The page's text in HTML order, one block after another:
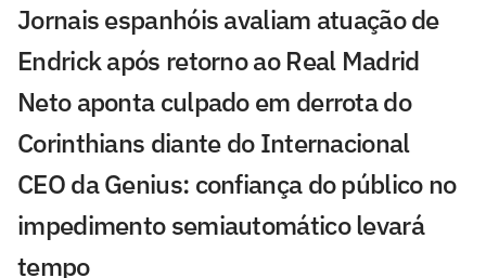
Jornais espanhóis avaliam atuação de
Endrick após retorno ao Real Madrid
Neto aponta culpado em derrota do
Corinthians diante do Internacional
CEO da Genius: confiança do público no
impedimento semiautomático levará
tempo